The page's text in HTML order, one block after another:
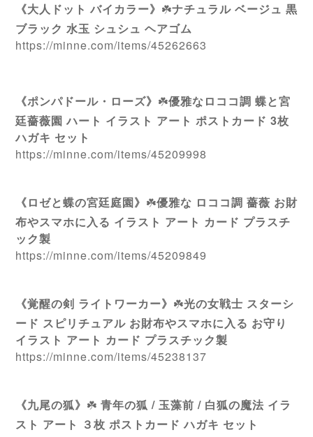
《大人ドット バイカラー》 ☘️ナチュラル ベージュ 黒
ブラック 水玉 シュシュ ヘアゴム
https://minne.com/items/45262663
《ポンパドール・ローズ》 ☘️優雅なロココ調 蝶と宮
廷薔薇園 ハート イラスト アート ポストカード 3枚
ハガキ セット
https://minne.com/items/45209998
《ロゼと蝶の宮廷庭園》 ☘️優雅な ロココ調 薔薇 お財
布やスマホに入る イラスト アート カード プラスチ
ック製
https://minne.com/items/45209849
《覚醒の剣 ライトワーカー》 ☘️光の女戦士 スターシ
ード スピリチュアル お財布やスマホに入る お守り
イラスト アート カード プラスチック製
https://minne.com/items/45238137
《九尾の狐》 ☘️ 青年の狐 / 玉藻前 / 白狐の魔法 イラ
スト アート ３枚 ポストカード ハガキ セット